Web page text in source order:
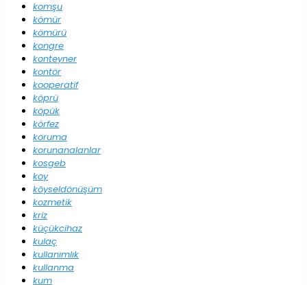
komşu
kömür
kömürü
kongre
konteyner
kontör
kooperatif
köprü
köpük
körfez
koruma
korunanalanlar
kosgeb
koy
köyseldönüşüm
kozmetik
kriz
küçükcihaz
kulaç
kullanımlık
kullanma
kum